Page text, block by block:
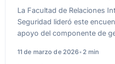
La Facultad de Relaciones
Seguridad lideró este
apoyo del componente de
11 de marzo de 2026• 2 min